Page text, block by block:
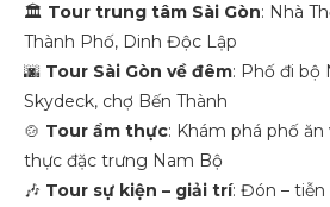
🏛 Tour trung tâm Sài Gòn: Nhà
Thành Phố, Dinh Độc Lập
🌆 Tour Sài Gòn về đêm: Phố đi bộ
Skydeck, chợ Bến Thành
🍲 Tour ẩm thực: Khám phá phố
thực đặc trưng Nam Bộ
🎶 Tour sự kiện – giải trí: Đón –